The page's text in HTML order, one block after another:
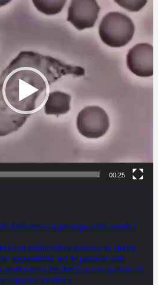
00:25
si propaga utilizzando i
molti effetti avversi, lo studio
opportunità per le pazienti con
metastatico hr+/her2- e con tumore al
negativo (mtnbc)